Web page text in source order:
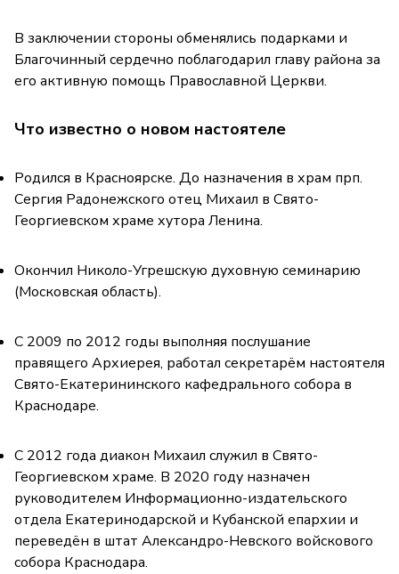
В заключении стороны обменялись подарками и
Благочинный сердечно поблагодарил главу района за
его активную помощь Православной Церкви.
Что известно о новом настоятеле
Родился в Красноярске. До назначения в храм прп.
Сергия Радонежского отец Михаил в Свято-
Георгиевском храме хутора Ленина.
Окончил Николо-Угрешскую духовную семинарию
(Московская область).
С 2009 по 2012 годы выполняя послушание
правящего Архиерея, работал секретарём настоятеля
Свято-Екатерининского кафедрального собора в
Краснодаре.
С 2012 года диакон Михаил служил в Свято-
Георгиевском храме. В 2020 году назначен
руководителем Информационно-издательского
отдела Екатеринодарской и Кубанской епархии и
переведён в штат Александро-Невского войскового
собора Краснодара.